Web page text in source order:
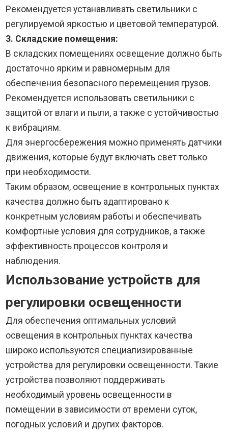
Рекомендуется устанавливать светильники с
регулируемой яркостью и цветовой температурой.
3. Складские помещения:
В складских помещениях освещение должно быть
достаточно ярким и равномерным для
обеспечения безопасного перемещения грузов.
Рекомендуется использовать светильники с
защитой от влаги и пыли, а также с устойчивостью
к вибрациям.
Для энергосбережения можно применять датчики
движения, которые будут включать свет только
при необходимости.
Таким образом, освещение в контрольных пунктах
качества должно быть адаптировано к
конкретным условиям работы и обеспечивать
комфортные условия для сотрудников, а также
эффективность процессов контроля и
наблюдения.
Использование устройств для
регулировки освещенности
Для обеспечения оптимальных условий
освещения в контрольных пунктах качества
широко используются специализированные
устройства для регулировки освещенности. Такие
устройства позволяют поддерживать
необходимый уровень освещенности в
помещении в зависимости от времени суток,
погодных условий и других факторов.